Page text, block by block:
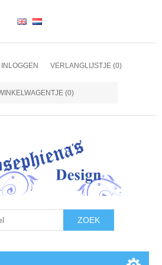
INLOGGEN VERLANGLIJSTJE (0)
(0)
ZOEK